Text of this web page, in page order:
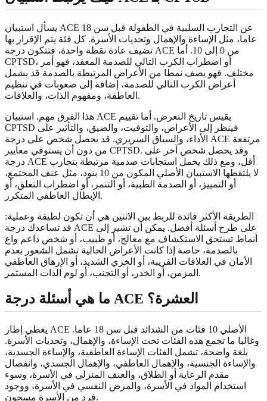
يسأل استبيان ACE عن التجارب السلبية في الطفولة قبل سن 18
عاما، مثل الإساءة والإهمال وتحديات الأسرة. كل فئة يتم الإقرار بها
تضيف عادة نقطة واحدة، فتتكون درجة ACE من 0 إلى 10. أما
CPTSD، أو اضطراب الكرب التالي للصدمة المعقد، فهو أمر
مختلف. فهو يصف نمطا من الأعراض المرتبطة بالصدمة قد يشمل
أعراض الكرب التالي للصدمة، إضافة إلى صعوبات في تنظيم
العاطفة، ومفهوم الذات، والعلاقات.
هذا الفرق مهم. استبيان ACE يقيس تاريخ التعرض. أما تقييم
CPTSD فينظر إلى الأعراض، والتوقيت، والضيق، والتأثير على
الأداء، والسياق السريري. قد يحصل شخص على درجة ACE مرتفعة
من دون أن يستوفي معايير CPTSD. وقد يحصل شخص آخر على
درجة ACE أقل، ومع ذلك يحمل استجابات صدمية مرتبطة بتجارب
لا يلتقطها الاستبيان الأصلي المكون من 10 بنود، مثل عنف المجتمع،
أو التمييز، أو الصدمة الطبية، أو التنمر، أو اضطراب التعلق، أو
الإبطال العاطفي المتكرر.
الطريقة الأكثر فائدة للربط بين الاثنين هي أن تكون لطيفة وعملية:
قد تساعدك درجة ACE على طرح أسئلة أفضل. يمكن أن تشير إلى
أنماط تستحق الاستكشاف مع معالج، أو طبيب، أو شخص داعم واع
بالصدمة، خاصة إذا كانت الأعراض الحالية تشمل الشعور بعدم
الأمان في العلاقات القريبة، أو الخزي الشديد، أو الإرهاق العاطفي
المزمن، أو الخدر، أو التجنب، أو لوم الذات المستمر.
ما هي أسئلة درجة ACE العشرة؟
يغطي إطار ACE الأصلي 10 فئات من الشدائد قبل سن 18 عاما.
وغالبا ما تجمع هذه الفئات تحت الإساءة، والإهمال، وتحديات الأسرة.
بلغة واضحة، تشمل الفئات الإساءة العاطفية، والإساءة الجسدية،
والإساءة الجنسية، والإهمال العاطفي، والإهمال الجسدي، وانفصال
مقدم الرعاية أو الطلاق، والعنف المنزلي في الأسرة، وسوء
استخدام المواد في الأسرة، والمرض النفسي في الأسرة، ووجود
فرد من الأسرة مسجون.